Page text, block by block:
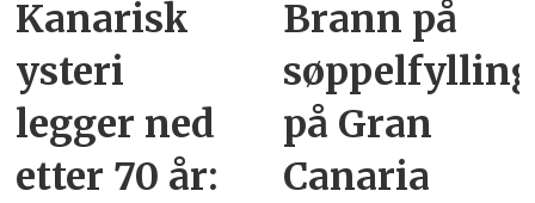
Kanarisk
ysteri
legger ned
etter 70 år:
Brann på
søppelfylling
på Gran
Canaria